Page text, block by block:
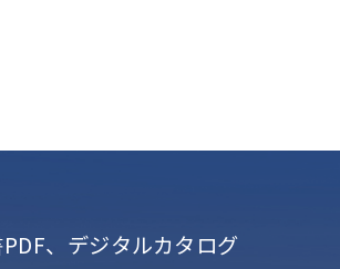
、デジタルカタログ